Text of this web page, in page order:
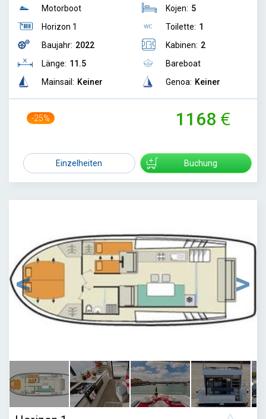
Motorboot
Horizon 1
Baujahr: 2022
Länge: 11.5
Mainsail: Keiner
Kojen: 5
Toilette: 1
Kabinen: 2
Bareboat
Genoa: Keiner
-25% 1168
Einzelheiten Buchung